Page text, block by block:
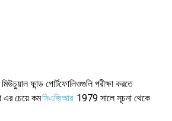
ফান্ড পোর্টফোলিওগুলি পরীক্ষা করতে
এর চেয়ে কমসিএজিআর 1979 সালে সূচনা থেকে